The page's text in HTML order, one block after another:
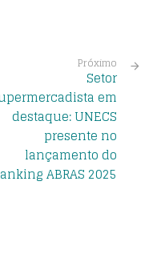
Próximo
Setor
em
destaque: UNECS
presente no
lançamento do
ABRAS 2025